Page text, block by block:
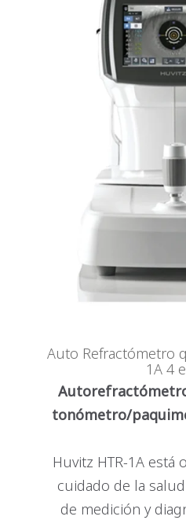
Auto Refractómetro
1A 4
tonómetro/
Huvitz HTR-1A está
cuidado de la
de medición y